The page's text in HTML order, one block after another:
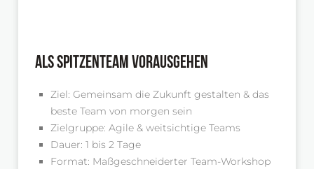
Als Spitzenteam vorausgehen
Ziel: Gemeinsam die Zukunft gestalten & das
beste Team von morgen sein
Zielgruppe: Agile & weitsichtige Teams
Dauer: 1 bis 2 Tage
Format: Maßgeschneiderter Team-Workshop